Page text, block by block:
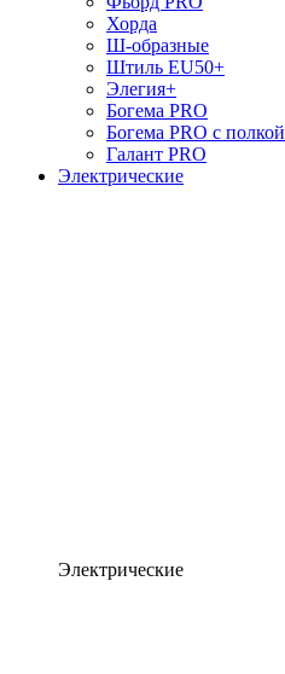
Хорда
Ш-образные
Штиль EU50+
Элегия+
Богема PRO
Богема PRO с полкой
Галант PRO
Электрические
Электрические